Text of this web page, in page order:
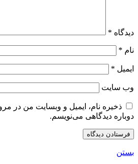
دیدگاه *
نام *
ایمیل *
وب‌ سایت
ذخیره نام، ایمیل و وبسایت من در
دوباره دیدگاهی می‌نویسم.
بستن